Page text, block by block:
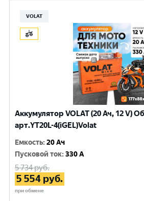
VOLAT
Аккумулятор VOLAT (20 Ач, 12 V)
арт.YT20L-4(iGEL)Volat
Емкость:20 Ач
Пусковой ток:330 A
5 734руб.
5 554 руб.
при обмене